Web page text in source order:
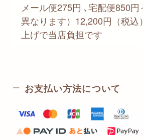
メール便275円 ､宅配便850円
異なります）12,200円（税込
上げで当店負担です
お支払い方法について